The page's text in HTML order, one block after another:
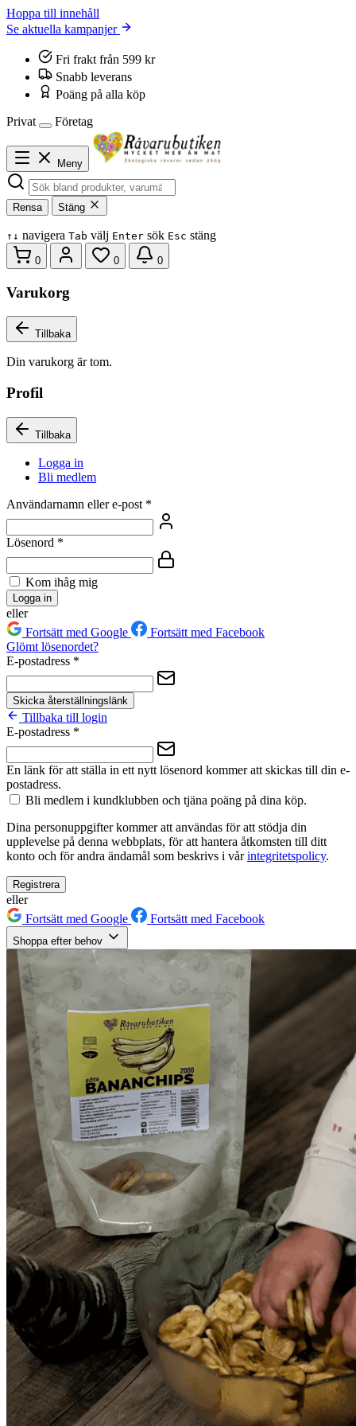
Hoppa till innehåll
Se aktuella kampanjer
Fri frakt från 599 kr
Snabb leverans
Poäng på alla köp
Privat
Företag
Meny
Rensa Stäng
↑ ↓ navigera Tab välj Enter sök Esc stäng
0 0 0
Varukorg
Tillbaka
Din varukorg är tom.
Profil
Tillbaka
Logga in
Bli medlem
Användarnamn eller e-post *
Lösenord *
Kom ihåg mig
Logga in
eller
Fortsätt med Google
Fortsätt med Facebook
Glömt lösenordet?
E-postadress *
Skicka återställningslänk
Tillbaka till login
E-postadress *
En länk för att ställa in ett nytt lösenord kommer att skickas till din e-
postadress.
Bli medlem i kundklubben och tjäna poäng på dina köp.
Dina personuppgifter kommer att användas för att stödja din
upplevelse på denna webbplats, för att hantera åtkomsten till ditt
konto och för andra ändamål som beskrivs i vårintegritetspolicy.
Registrera
eller
Fortsätt med Google
Fortsätt med Facebook
Shoppa efter behov